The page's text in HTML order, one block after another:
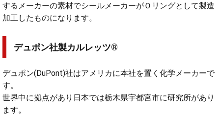
するメーカーの素材でシールメーカーがＯリングとして製造
加工したものになります。
デュポン社製カルレッツ®
デュポン(DuPont)社はアメリカに本社を置く化学メーカーで
す。
世界中に拠点があり日本では栃木県宇都宮市に研究所があり
ます。